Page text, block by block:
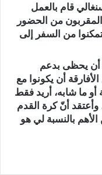
قام بالعمل
المقربون من الحضور
من السفر إلى
أن يحظى بدعم
أن يكونوا مع
ما شابه، أريد فقط
وأعتقد أنّ كرة القدم
بالنسبة لي هو